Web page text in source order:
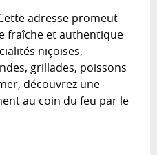
adresse promeut
fraîche et authentique
niçoises,
grillades, poissons
découvrez une
au coin du feu par le